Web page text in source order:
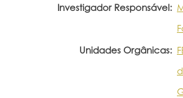
Investigador Responsável:
Unidades Orgânicas: